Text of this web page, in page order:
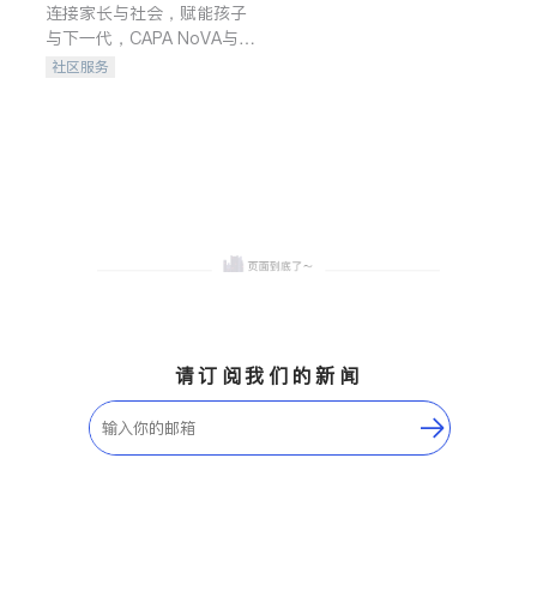
连接家长与社会，赋能孩子
与下一代，CAPA NoVA与您
携手建设包容、公平、充满
社区服务
请订阅我们的新闻